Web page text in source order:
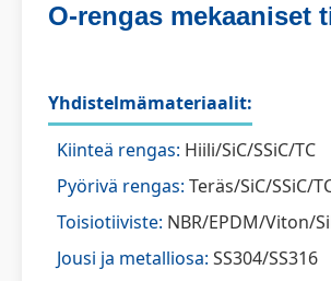
O-rengas mekaaniset
Yhdistelmämateriaalit:
Kiinteä rengas: Hiili/SiC/SSiC/TC
Pyörivä rengas: Teräs/SiC/SSiC/
Toisiotiiviste: NBR/EPDM/Viton/
Jousi ja metalliosa: SS304/SS316